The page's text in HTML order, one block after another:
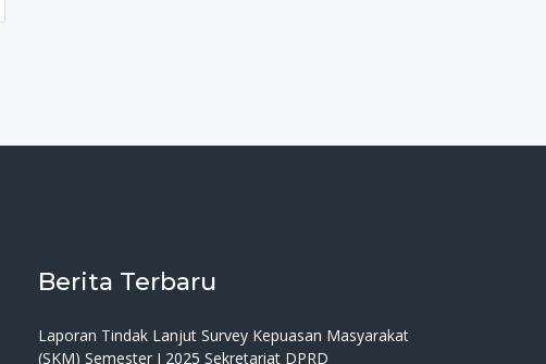
Berita Terbaru
Laporan Tindak Lanjut Survey Kepuasan Masyarakat
(SKM) Semester I 2025 Sekretariat DPRD